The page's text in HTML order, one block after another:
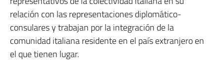
relación con las representaciones diplomático-
consulares y trabajan por la integración de la
comunidad italiana residente en el país extranjero en
el que tienen lugar.